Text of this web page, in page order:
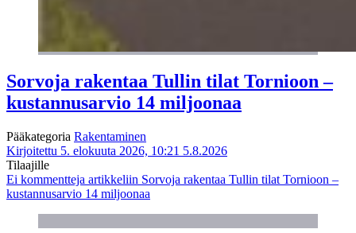
Sorvoja rakentaa Tullin tilat Tornioon –
kustannusarvio 14 miljoonaa
Pääkategoria Rakentaminen
Kirjoitettu 5. elokuuta 2026, 10:21 5.8.2026
Tilaajille
Ei kommentteja artikkeliin Sorvoja rakentaa Tullin tilat Tornioon –
kustannusarvio 14 miljoonaa